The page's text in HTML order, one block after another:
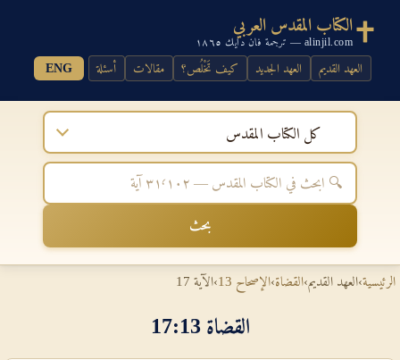
الكتاب المقدس العربي
alinjil.com — ترجمة فان دايك ١٨٦٥
العهد القديم العهد الجديد كيف تَخْلُص؟ مقالات أسئلة ENG
كل الكتاب المقدس
بحث
الرئيسية›العهد القديم›القضاة›الإصحاح 13 ›الآية 17
القضاة 13‏:‏17